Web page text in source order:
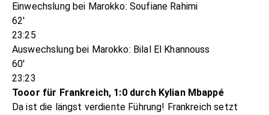
Einwechslung bei Marokko: Soufiane Rahimi
62'
23:25
Auswechslung bei Marokko: Bilal El Khannouss
60'
23:23
Tooor für Frankreich, 1:0 durch Kylian Mbappé
Da ist die längst verdiente Führung! Frankreich setzt